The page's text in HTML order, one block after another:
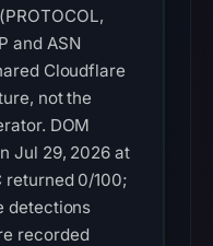
and ASN
Cloudflare
not the
DOM
Jul 29, 2026 at
returned 0/100;
detections
recorded